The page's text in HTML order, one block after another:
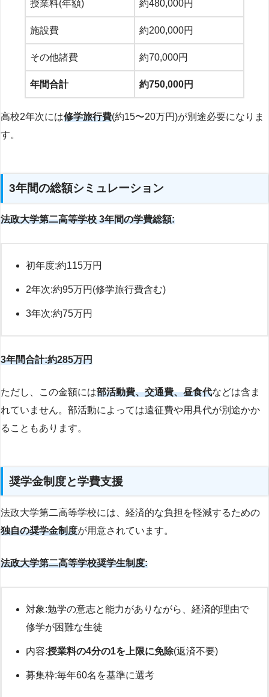
授業料(年額) 約480,000円
施設費 約200,000円
その他諸費 約70,000円
年間合計 約750,000円
高校2年次には修学旅行費(約15〜20万円)が別途必要になりま
す。
3年間の総額シミュレーション
法政大学第二高等学校 3年間の学費総額:
初年度:約115万円
2年次:約95万円(修学旅行費含む)
3年次:約75万円
3年間合計:約285万円
ただし、この金額には部活動費、交通費、昼食代などは含ま
れていません。部活動によっては遠征費や用具代が別途かか
ることもあります。
奨学金制度と学費支援
法政大学第二高等学校には、経済的な負担を軽減するための
独自の奨学金制度が用意されています。
法政大学第二高等学校奨学生制度:
対象:勉学の意志と能力がありながら、経済的理由で
修学が困難な生徒
内容:授業料の4分の1を上限に免除(返済不要)
募集枠:毎年60名を基準に選考